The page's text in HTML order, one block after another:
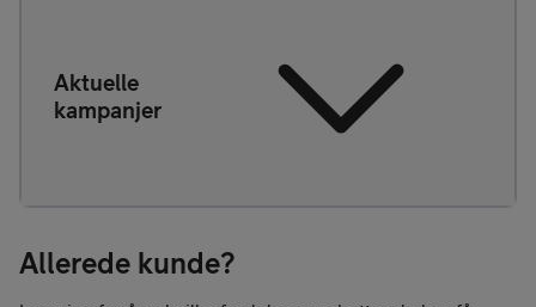
Aktuelle
kampanjer
Allerede kunde?